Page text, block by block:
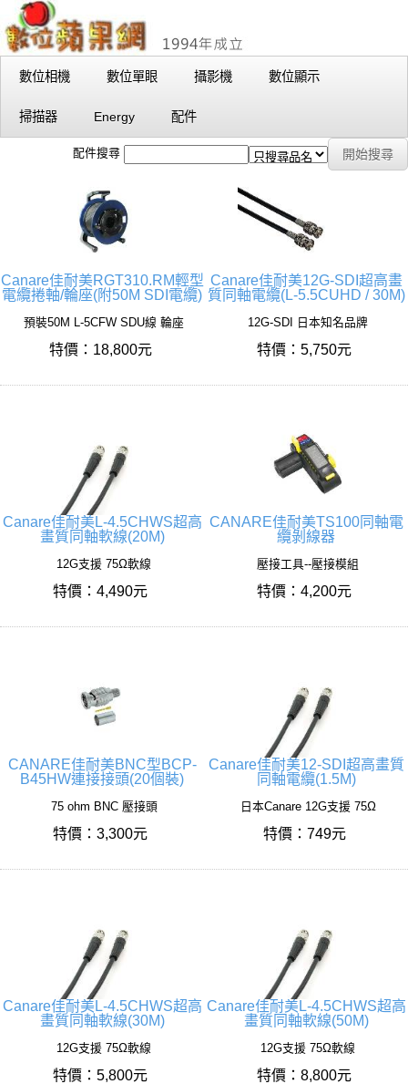
數位相機 數位單眼 攝影機 數位顯示
掃描器 Energy 配件
配件搜尋
Canare佳耐美RGT310.RM輕型
電纜捲軸/輪座(附50M SDI電纜)
預裝50M L-5CFW SDU線 輪座
特價：18,800元
Canare佳耐美12G-SDI超高畫
質同軸電纜(L-5.5CUHD / 30M)
12G-SDI 日本知名品牌
特價：5,750元
Canare佳耐美L-4.5CHWS超高
畫質同軸軟線(20M)
12G支援 75Ω軟線
特價：4,490元
CANARE佳耐美TS100同軸電
纜剝線器
壓接工具--壓接模組
特價：4,200元
CANARE佳耐美BNC型BCP-
B45HW連接接頭(20個裝)
75 ohm BNC 壓接頭
特價：3,300元
Canare佳耐美12-SDI超高畫質
同軸電纜(1.5M)
日本Canare 12G支援 75Ω
特價：749元
Canare佳耐美L-4.5CHWS超高
畫質同軸軟線(30M)
12G支援 75Ω軟線
特價：5,800元
Canare佳耐美L-4.5CHWS超高
畫質同軸軟線(50M)
12G支援 75Ω軟線
特價：8,800元